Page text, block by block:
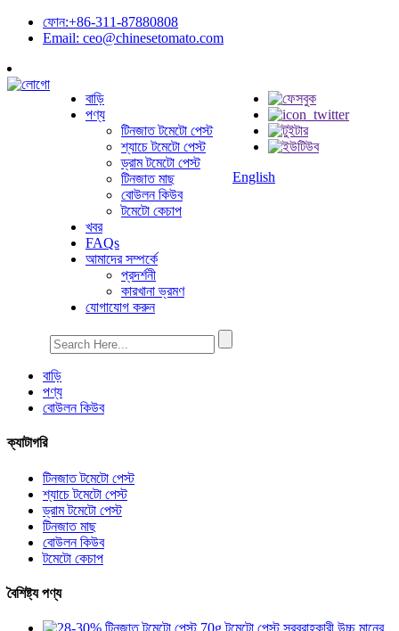
ফোন:+86-311-87880808
Email: ceo@chinesetomato.com
বাড়ি
পণ্য
টিনজাত টমেটো পেস্ট
শ্যাচে টমেটো পেস্ট
ড্রাম টমেটো পেস্ট
টিনজাত মাছ
বোউলন কিউব
টমেটো কেচাপ
খবর
FAQs
আমাদের সম্পর্কে
প্রদর্শনী
কারখানা ভ্রমণ
যোগাযোগ করুন
English
বাড়ি
পণ্য
বোউলন কিউব
ক্যাটাগরি
টিনজাত টমেটো পেস্ট
শ্যাচে টমেটো পেস্ট
ড্রাম টমেটো পেস্ট
টিনজাত মাছ
বোউলন কিউব
টমেটো কেচাপ
বৈশিষ্ট্য পণ্য